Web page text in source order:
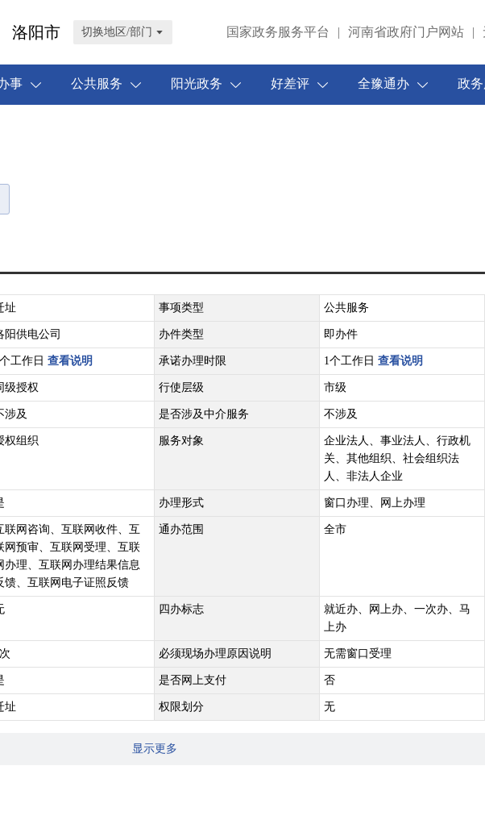
洛阳市 切换地区/部门 国家政务服务平台 | 河南省政府门户网站 |
事 公共服务 阳光政务 好差评 全豫通办 政
址 事项类型 公共服务
阳供电公司 办件类型 即办件
工作日 查看说明 承诺办理时限 1个工作日 查看说明
级授权 行使层级 市级
涉及 是否涉及中介服务 不涉及
权组织 服务对象
企业法人、事业法人、行政机
关、其他组织、社会组织法
人、非法人企业
办理形式 窗口办理、网上办理
联网咨询、互联网收件、互
网预审、互联网受理、互联
办理、互联网办理结果信息
馈、互联网电子证照反馈
通办范围 全市
四办标志
就近办、网上办、一次办、马
上办
必须现场办理原因说明 无需窗口受理
是否网上支付 否
址 权限划分 无
显示更多